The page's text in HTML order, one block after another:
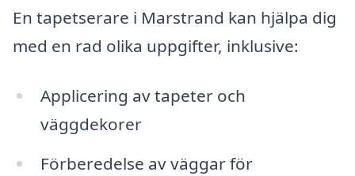
En tapetserare i Marstrand kan hjälpa dig
med en rad olika uppgifter, inklusive:
Applicering av tapeter och
väggdekorer
Förberedelse av väggar för